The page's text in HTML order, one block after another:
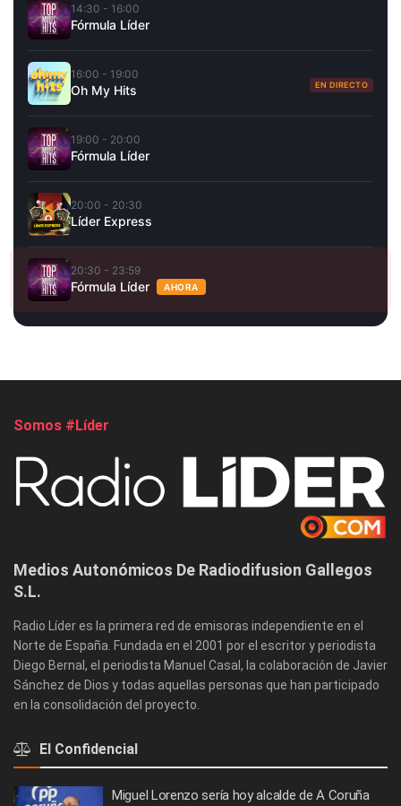
14:30 - 16:00
Fórmula Líder
16:00 - 19:00
Oh My Hits EN DIRECTO
19:00 - 20:00
Fórmula Líder
20:00 - 20:30
Líder Express
20:30 - 23:59
Fórmula Líder AHORA
Somos #Líder
Medios Autonómicos De Radiodifusion Gallegos
S.L.
Radio Líder es la primera red de emisoras independiente en el
Norte de España. Fundada en el 2001 por el escritor y periodista
Diego Bernal, el periodista Manuel Casal, la colaboración de Javier
Sánchez de Dios y todas aquellas personas que han participado
en la consolidación del proyecto.
El Confidencial
Miguel Lorenzo sería hoy alcalde de A Coruña